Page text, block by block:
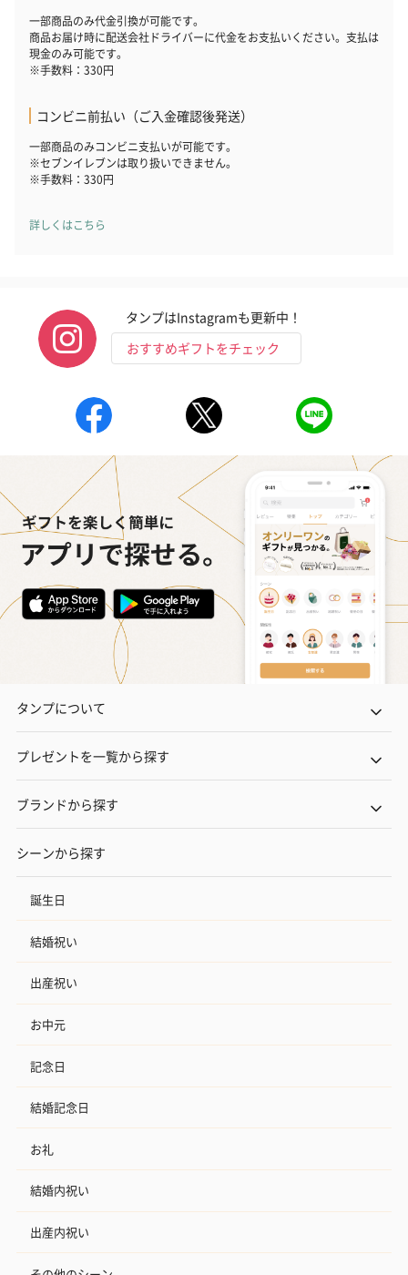
一部商品のみ代金引換が可能です。
商品お届け時に配送会社ドライバーに代金をお支払いください。支払は
現金のみ可能です。
※手数料：330円
コンビニ前払い（ご入金確認後発送）
一部商品のみコンビニ支払いが可能です。
※セブンイレブンは取り扱いできません。
※手数料：330円
詳しくはこちら
タンプはInstagramも更新中！
おすすめギフトをチェック
タンプについて
プレゼントを一覧から探す
ブランドから探す
シーンから探す
誕生日
結婚祝い
出産祝い
お中元
記念日
結婚記念日
お礼
結婚内祝い
出産内祝い